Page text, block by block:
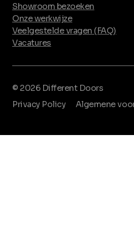
Showroom bezoeken
Onze werkwijze
Veelgestelde vragen (FAQ)
Vacatures
© 2026 Different Doors
Privacy Policy
Algemene